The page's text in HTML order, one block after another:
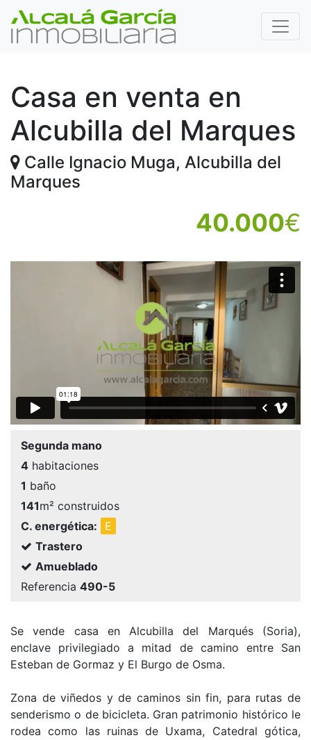
Casa en venta en
Alcubilla del Marques
Calle Ignacio Muga, Alcubilla del
Marques
40.000€
Segunda mano
4 habitaciones
1 baño
141m² construidos
C. energética:
E
Trastero
Amueblado
Referencia 490-5
Se vende casa en Alcubilla del Marqués (Soria),
enclave privilegiado a mitad de camino entre San
Esteban de Gormaz y El Burgo de Osma.
Zona de viñedos y de caminos sin fin, para rutas de
senderismo o de bicicleta. Gran patrimonio histórico le
rodea como las ruinas de Uxama, Catedral gótica,